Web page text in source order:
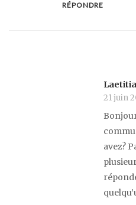
RÉPONDRE
Laetitia
21 juin
avez?